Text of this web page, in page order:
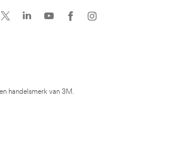
handelsmerk van 3M.